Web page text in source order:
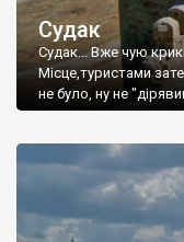
Судак
Судак... Вже чую
Місце,туристами
не було, ну не